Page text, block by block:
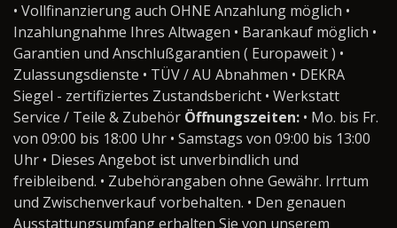
• Vollfinanzierung auch OHNE Anzahlung möglich •
Inzahlungnahme Ihres Altwagen • Barankauf möglich •
Garantien und Anschlußgarantien ( Europaweit ) •
Zulassungsdienste • TÜV / AU Abnahmen • DEKRA
Siegel - zertifiziertes Zustandsbericht • Werkstatt
Service / Teile & Zubehör Öffnungszeiten: • Mo. bis Fr.
von 09:00 bis 18:00 Uhr • Samstags von 09:00 bis 13:00
Uhr • Dieses Angebot ist unverbindlich und
freibleibend. • Zubehörangaben ohne Gewähr. Irrtum
und Zwischenverkauf vorbehalten. • Den genauen
Ausstattungsumfang erhalten Sie von unserem